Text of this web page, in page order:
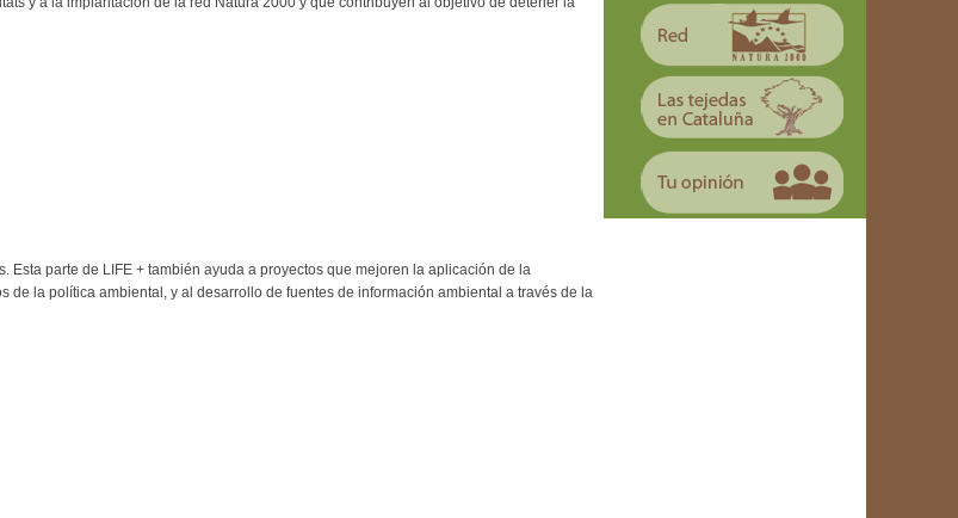
parte de LIFE + también ayuda a proyectos que mejoren la aplicación de la
la política ambiental, y al desarrollo de fuentes de información ambiental a través de la